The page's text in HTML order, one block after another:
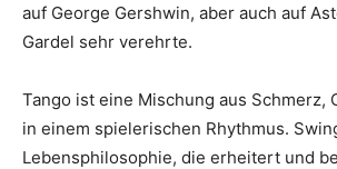
auf George Gershwin, aber auch auf
Gardel sehr verehrte.
Tango ist eine Mischung aus Schmerz,
in einem spielerischen Rhythmus.
Lebensphilosophie, die erheitert und